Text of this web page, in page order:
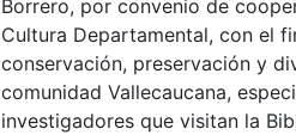
Borrero, por convenio de
Cultura Departamental, con el
conservación, preservación y
comunidad Vallecaucana,
investigadores que visitan la